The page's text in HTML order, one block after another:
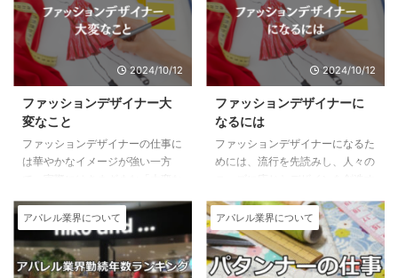
2024/10/12
ファッションデザイナー大
変なこと
ファッションデザイナーの仕事に
は華やかなイメージが強い一方
ファッションデザイナーが直面す
る困難や挑戦について具体的に解
説します。 1. 創造性とプレッシ
ャー プレッシャー 1-1. 常に新し
2024/10/12
ファッションデザイナーに
なるには
ファッションデザイナーになるた
めには、流行を先読みし、人々の
から縫製までのプロセスを指揮
し、クリエイティブで美的センス
が必要です。就職には特別な資格
は必要ありませんが、専門学校で
アパレル業界について アパレル業界について